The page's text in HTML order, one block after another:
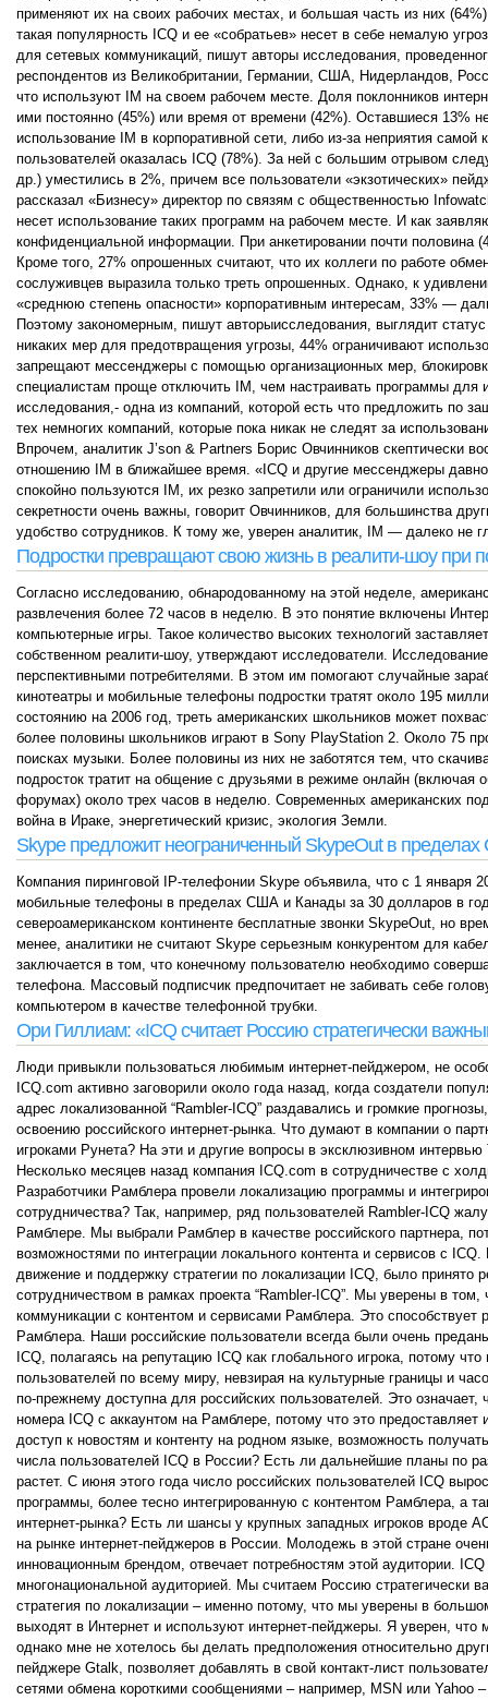
применяют их на своих рабочих местах, и большая часть из них
такая популярность ICQ и ее «собратьев» несет в себе немалую
для сетевых коммуникаций, пишут авторы исследования,
респондентов из Великобритании, Германии, США, Нидерландов,
что используют IM на своем рабочем месте. Доля поклонников
ими постоянно (45%) или время от времени (42%). Оставшиеся 13%
использование IM в корпоративной сети, либо из-за неприятия
пользователей оказалась ICQ (78%). За ней с большим отрывом
др.) уместились в 2%, причем все пользователи «экзотических»
рассказал «Бизнесу» директор по связям с общественностью
несет использование таких программ на рабочем месте. И как
конфиденциальной информации. При анкетировании почти половина
Кроме того, 27% опрошенных считают, что их коллеги по работе
сослуживцев выразила только треть опрошенных. Однако, к
«среднюю степень опасности» корпоративным интересам, 33% —
Поэтому закономерным, пишут авторыисследования, выглядит
никаких мер для предотвращения угрозы, 44% ограничивают
запрещают мессенджеры с помощью организационных мер,
специалистам проще отключить IM, чем настраивать программы для
исследования,- одна из компаний, которой есть что предложить по
тех немногих компаний, которые пока никак не следят за
Впрочем, аналитик J’son & Partners Борис Овчинников скептически
отношению IM в ближайшее время. «ICQ и другие мессенджеры
спокойно пользуются IM, их резко запретили или ограничили
секретности очень важны, говорит Овчинников, для большинства
удобство сотрудников. К тому же, уверен аналитик, IM — далеко не
Подростки превращают свою жизнь в реалити-шоу при
Согласно исследованию, обнародованному на этой неделе,
развлечения более 72 часов в неделю. В это понятие включены
компьютерные игры. Такое количество высоких технологий
собственном реалити-шоу, утверждают исследователи.
перспективными потребителями. В этом им помогают случайные
кинотеатры и мобильные телефоны подростки тратят около 195
состоянию на 2006 год, треть американских школьников может
более половины школьников играют в Sony PlayStation 2. Около 75
поисках музыки. Более половины из них не заботятся тем, что
подросток тратит на общение с друзьями в режиме онлайн (включая
форумах) около трех часов в неделю. Современных американских
война в Ираке, энергетический кризис, экология Земли.
Skype предложит неограниченный SkypeOut в
Компания пиринговой IP-телефонии Skype объявила, что с 1 января
мобильные телефоны в пределах США и Канады за 30 долларов в
североамериканском континенте бесплатные звонки SkypeOut, но
менее, аналитики не считают Skype серьезным конкурентом для
заключается в том, что конечному пользователю необходимо
телефона. Массовый подписчик предпочитает не забивать себе
компьютером в качестве телефонной трубки.
Ори Гиллиам: «ICQ считает Россию стратегически
Люди привыкли пользоваться любимым интернет-пейджером, не
ICQ.com активно заговорили около года назад, когда создатели
адрес локализованной “Rambler-ICQ” раздавались и громкие
освоению российского интернет-рынка. Что думают в компании о
игроками Рунета? На эти и другие вопросы в эксклюзивном
Несколько месяцев назад компания ICQ.com в сотрудничестве с
Разработчики Рамблера провели локализацию программы и
сотрудничества? Так, например, ряд пользователей Rambler-ICQ
Рамблере. Мы выбрали Рамблер в качестве российского партнера,
возможностями по интеграции локального контента и сервисов с
движение и поддержку стратегии по локализации ICQ, было
сотрудничеством в рамках проекта “Rambler-ICQ”. Мы уверены в
коммуникации с контентом и сервисами Рамблера. Это
Рамблера. Наши российские пользователи всегда были очень
ICQ, полагаясь на репутацию ICQ как глобального игрока, потому
пользователей по всему миру, невзирая на культурные границы и
по-прежнему доступна для российских пользователей. Это
номера ICQ с аккаунтом на Рамблере, потому что это
доступ к новостям и контенту на родном языке, возможность
числа пользователей ICQ в России? Есть ли дальнейшие планы по
растет. С июня этого года число российских пользователей ICQ
программы, более тесно интегрированную с контентом Рамблера, а
интернет-рынка? Есть ли шансы у крупных западных игроков вроде
на рынке интернет-пейджеров в России. Молодежь в этой стране
инновационным брендом, отвечает потребностям этой аудитории.
многонациональной аудиторией. Мы считаем Россию
стратегия по локализации – именно потому, что мы уверены в
выходят в Интернет и используют интернет-пейджеры. Я уверен,
однако мне не хотелось бы делать предположения относительно
пейджере Gtalk, позволяет добавлять в свой контакт-лист
сетями обмена короткими сообщениями – например, MSN или Yahoo